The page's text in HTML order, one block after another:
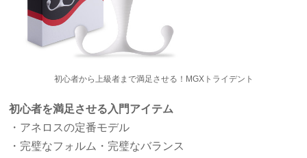
初心者から上級者まで満足させる！MGXトライデント
初心者を満足させる入門アイテム
・アネロスの定番モデル
・完璧なフォルム・完璧なバランス